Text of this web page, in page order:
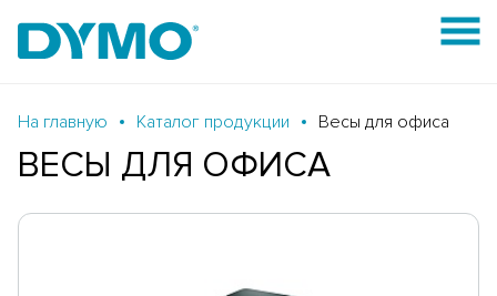
На главную Каталог продукции Весы для офиса
ВЕСЫ ДЛЯ ОФИСА